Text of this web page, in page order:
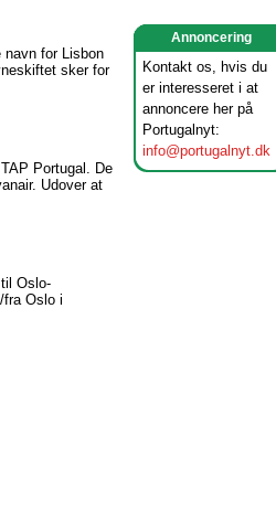
Annoncering
Kontakt os, hvis du
er interesseret i at
annoncere her på
Portugalnyt:
info@portugalnyt.dk
navn for Lisbon
sker for
Portugal. De
Udover at
Oslo-
fra Oslo i